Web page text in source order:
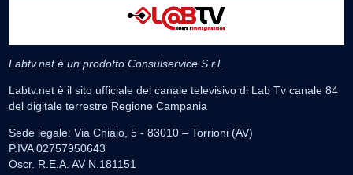
Labtv.net è un prodotto Consulservice S.r.l.
Labtv.net è il sito ufficiale del canale televisivo di Lab Tv canale 84
del digitale terrestre Regione Campania
Sede legale: Via Chiaio, 5 - 83010 – Torrioni (AV)
P.IVA 02757950643
Oscr. R.E.A. AV N.181151